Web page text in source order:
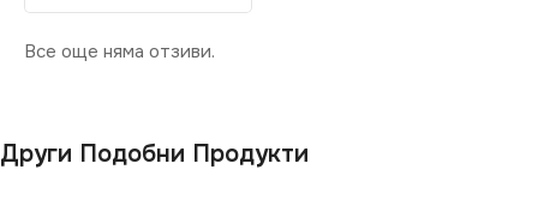
Все още няма отзиви.
Други Подобни Продукти